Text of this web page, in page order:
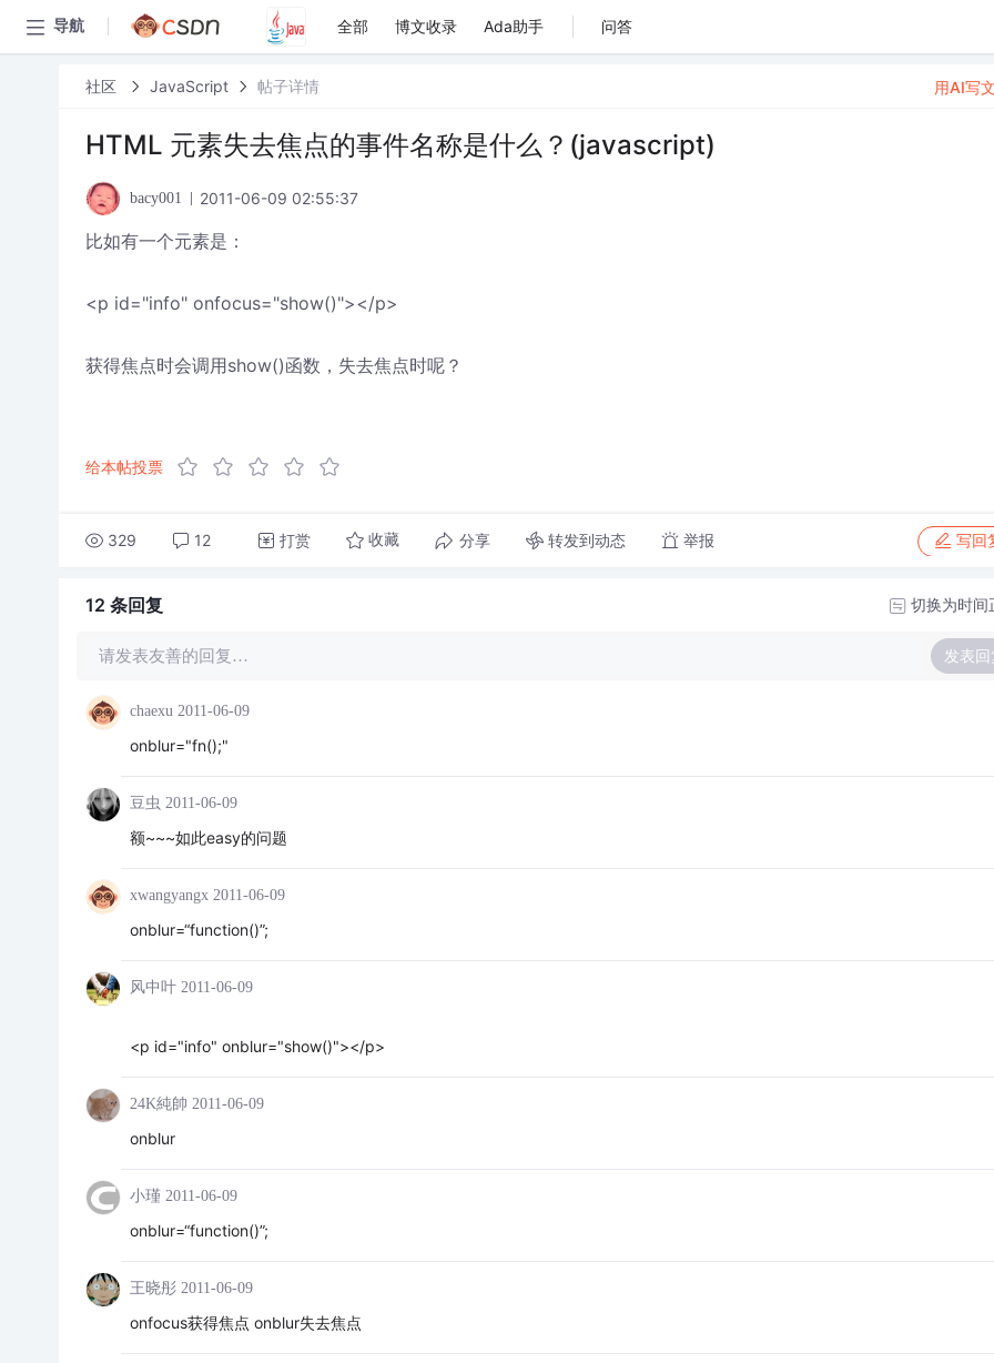
导航 全部 博文收录 Ada助手 问答
社区 JavaScript 帖子详情
HTML 元素失去焦点的事件名称是什么？(javascript)
bacy001 2011-06-09 02:55:37
比如有一个元素是：
<p id="info" onfocus="show()"></p>
获得焦点时会调用show()函数，失去焦点时呢？
给本帖投票
329 12 打赏 收藏 分享 转发到动态 举报 写回
用AI写
12 条回复 切换为时间
请发表友善的回复… 发表回
chaexu 2011-06-09
onblur="fn();"
豆虫 2011-06-09
额~~~如此easy的问题
xwangyangx 2011-06-09
onblur=“function()”;
风中叶 2011-06-09
<p id="info" onblur="show()"></p>
24K純帥 2011-06-09
onblur
小瑾 2011-06-09
onblur=“function()”;
王晓彤 2011-06-09
onfocus获得焦点 onblur失去焦点